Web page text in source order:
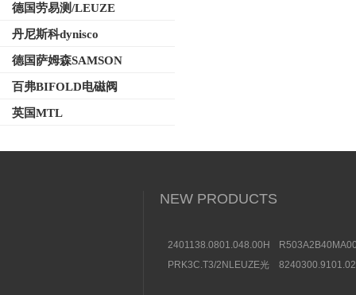
德国劳易测/LEUZE
丹尼斯科dynisco
德国萨姆森SAMSON
百弗BIFOLD电磁阀
英国MTL
NEW PRODUCTS
2401138.0801.048.00HERION
数据
PRK3C.T3/2NLEUZE光